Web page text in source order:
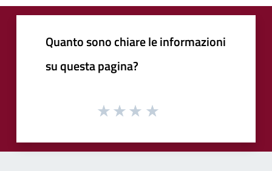
Quanto sono chiare le informazioni
su questa pagina?